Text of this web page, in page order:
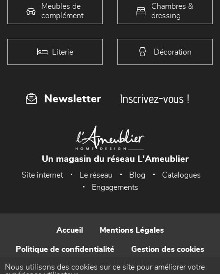
Meubles de
complément
Chambres &
dressing
Literie Décoration
Newsletter Inscrivez-vous !
Un magasin du réseau L'Ameublier
Site internet Le réseau Blog
Catalogues
Engagements
Accueil Mentions Légales
Politique de confidentialité Gestion des cookies
Contact
Nous utilisons des cookies sur ce site pour améliorer votre